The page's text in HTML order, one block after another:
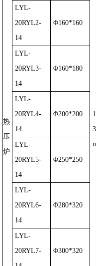
热
压
炉
LYL-
20RYL2-
14
Φ160*160
LYL-
20RYL3-
14
Φ160*180
LYL-
20RYL4-
14
Φ200*200
LYL-
20RYL5-
14
Φ250*250
LYL-
20RYL6-
14
Φ280*320
LYL-
20RYL7-
Φ300*320